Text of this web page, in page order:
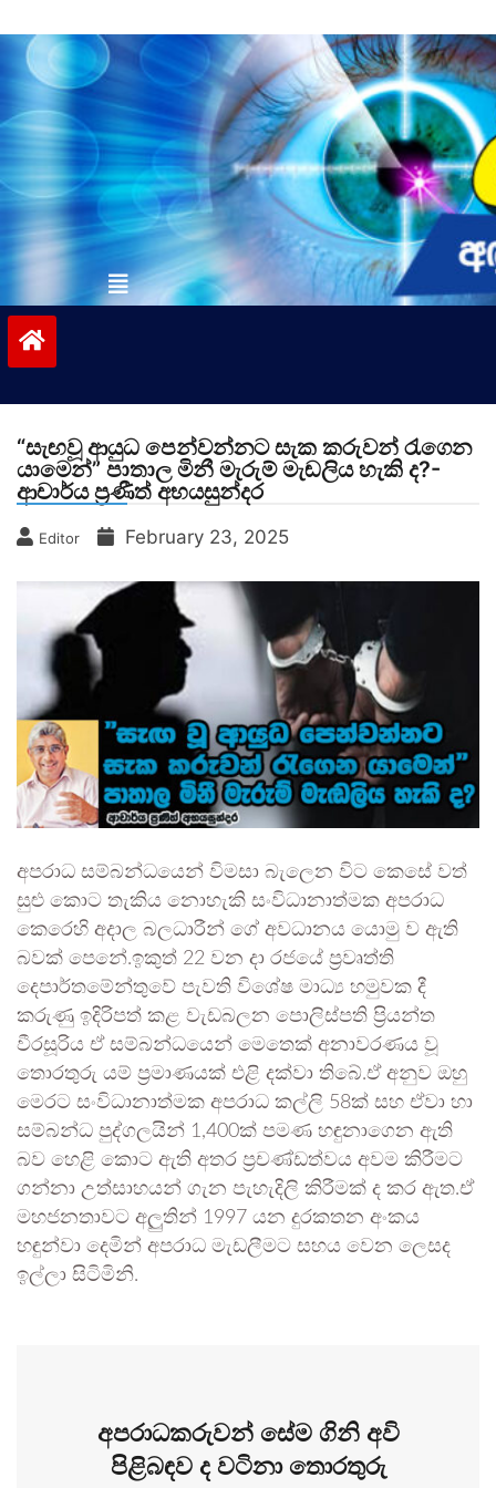
to
contentvinivida.lk
“සැඟවූ ආයුධ පෙන්වන්නට සැක කරුවන් රැගෙන
යාමෙන්” පාතාල මිනී මැරුම් මැඬලිය හැකි ද?-
ආචාර්ය ප්‍රණීත් අභයසුන්දර
Editor February 23, 2025
අපරාධ සම්බන්ධයෙන් විමසා බැලෙන විට කෙසේ වත්
සුළු කොට තැකිය නොහැකි සංවිධානාත්මක අපරාධ
කෙරෙහි අදාල බලධාරීන් ගේ අවධානය යොමු ව ඇති
බවක් පෙනේ.ඉකුත් 22 වන දා රජයේ ප්‍රවෘත්ති
දෙපාර්තමේන්තුවේ පැවති විශේෂ මාධ්‍ය හමුවක දී
කරුණු ඉදිරිපත් කළ වැඩබලන පොලිස්පති ප්‍රියන්ත
වීරසූරිය ඒ සම්බන්ධයෙන් මෙතෙක් අනාවරණය වූ
තොරතුරු යම් ප්‍රමාණයක් එළි දක්වා තිබේ.ඒ අනුව ඔහු
මෙරට සංවිධානාත්මක අපරාධ කල්ලි 58ක් සහ ඒවා හා
සම්බන්ධ පුද්ගලයින් 1,400ක් පමණ හඳුනාගෙන ඇති
බව හෙළි කොට ඇති අතර ප්‍රචණ්ඩත්වය අවම කිරීමට
ගන්නා උත්සාහයන් ගැන පැහැදිලි කිරීමක් ද කර ඇත.ඒ
මහජනතාවට අලුුතින් 1997 යන දුරකතන අංකය
හඳුන්වා දෙමින් අපරාධ මැඩලීමට සහය වෙන ලෙසද
ඉල්ලා සිටිමිනි.
අපරාධකරුවන් සේම ගිනි අවි
පිළිබඳව ද වටිනා තොරතුරු